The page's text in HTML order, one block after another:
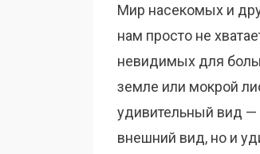
Мир насекомых и
нам просто не
невидимых для
земле или мокрой
удивительный вид —
внешний вид, но и